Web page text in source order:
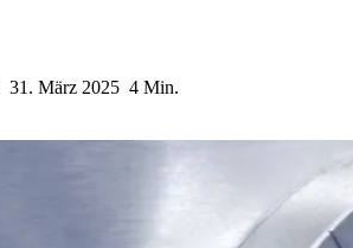
31. März 2025 4 Min.